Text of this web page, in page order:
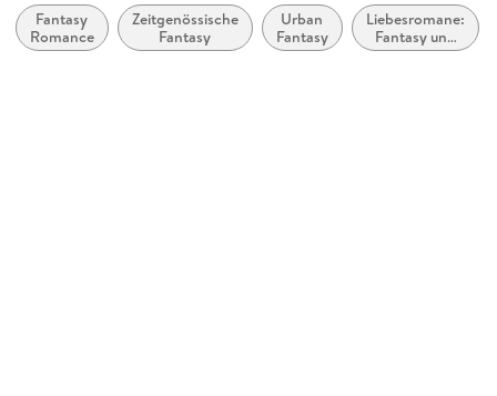
Übersetzung
Julia Schwenk
Fantasy
Romance
Zeitgenössische
Fantasy
Urban
Fantasy
Liebesromane:
Fantasy und
paranormal